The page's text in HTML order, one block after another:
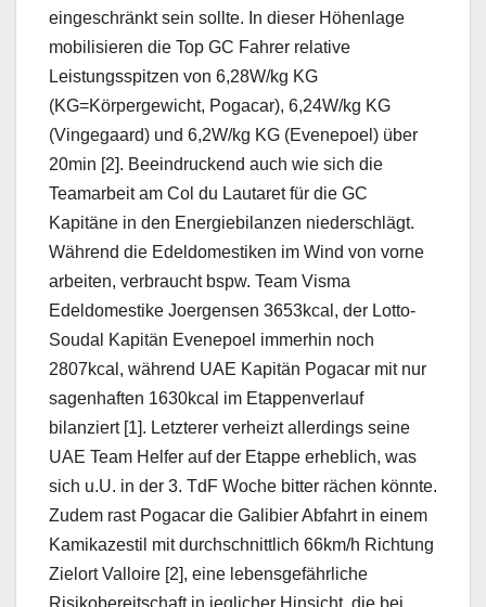
eingeschränkt sein sollte. In dieser Höhenlage
mobilisieren die Top GC Fahrer relative
Leistungsspitzen von 6,28W/kg KG
(KG=Körpergewicht, Pogacar), 6,24W/kg KG
(Vingegaard) und 6,2W/kg KG (Evenepoel) über
20min [2]. Beeindruckend auch wie sich die
Teamarbeit am Col du Lautaret für die GC
Kapitäne in den Energiebilanzen niederschlägt.
Während die Edeldomestiken im Wind von vorne
arbeiten, verbraucht bspw. Team Visma
Edeldomestike Joergensen 3653kcal, der Lotto-
Soudal Kapitän Evenepoel immerhin noch
2807kcal, während UAE Kapitän Pogacar mit nur
sagenhaften 1630kcal im Etappenverlauf
bilanziert [1]. Letzterer verheizt allerdings seine
UAE Team Helfer auf der Etappe erheblich, was
sich u.U. in der 3. TdF Woche bitter rächen könnte.
Zudem rast Pogacar die Galibier Abfahrt in einem
Kamikazestil mit durchschnittlich 66km/h Richtung
Zielort Valloire [2], eine lebensgefährliche